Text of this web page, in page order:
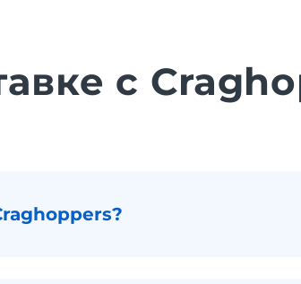
с